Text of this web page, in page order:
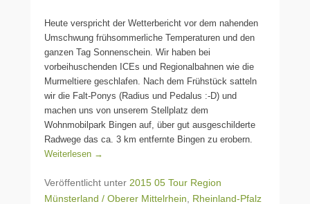
Heute verspricht der Wetterbericht vor dem nahenden
Umschwung frühsommerliche Temperaturen und den
ganzen Tag Sonnenschein. Wir haben bei
vorbeihuschenden ICEs und Regionalbahnen wie die
Murmeltiere geschlafen. Nach dem Frühstück satteln
wir die Falt-Ponys (Radius und Pedalus :-D) und
machen uns von unserem Stellplatz dem
Wohnmobilpark Bingen auf, über gut ausgeschilderte
Radwege das ca. 3 km entfernte Bingen zu erobern.
Weiterlesen →
Veröffentlicht unter 2015 05 Tour Region
Münsterland / Oberer Mittelrhein
Rheinland-Pfalz